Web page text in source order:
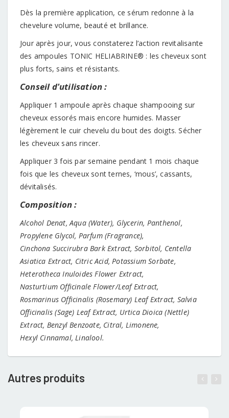
Dès la première application, ce sérum redonne à la
chevelure volume, beauté et brillance.
Jour après jour, vous constaterez l’action revitalisante
des ampoules TONIC HELIABRINE® : les cheveux sont
plus forts, sains et résistants.
Conseil d'utilisation :
Appliquer 1 ampoule après chaque shampooing sur
cheveux essorés mais encore humides. Masser
légèrement le cuir chevelu du bout des doigts. Sécher
les cheveux sans rincer.
Appliquer 3 fois par semaine pendant 1 mois chaque
fois que les cheveux sont ternes, ‘mous’, cassants,
dévitalisés.
Composition :
Alcohol Denat, Aqua (Water), Glycerin, Panthenol,
Propylene Glycol, Parfum (Fragrance),
Cinchona Succirubra Bark Extract, Sorbitol, Centella
Asiatica Extract, Citric Acid, Potassium Sorbate,
Heterotheca Inuloides Flower Extract,
Nasturtium Officinale Flower/Leaf Extract,
Rosmarinus Officinalis (Rosemary) Leaf Extract, Salvia
Officinalis (Sage) Leaf Extract, Urtica Dioica (Nettle)
Extract, Benzyl Benzoate, Citral, Limonene,
Hexyl Cinnamal, Linalool.
Autres produits